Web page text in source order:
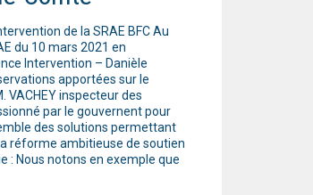
de la SRAE BFC Au
du 10 mars 2021 en
Intervention – Danièle
apportées sur le
VACHEY inspecteur des
par le gouvernent pour
des solutions permettant
réforme ambitieuse de soutien
: Nous notons en exemple que